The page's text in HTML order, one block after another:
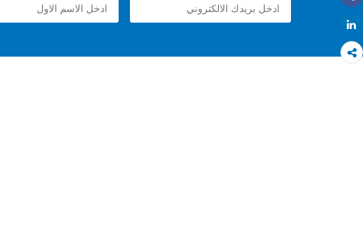
Share
Share